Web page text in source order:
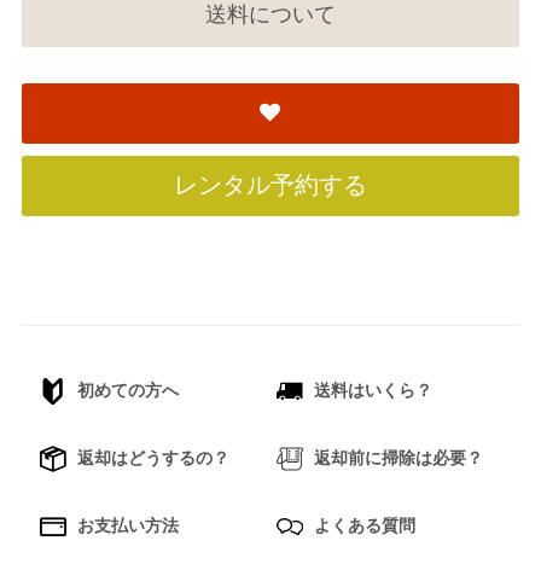
送料について
レンタル予約する
初めての方へ 送料はいくら？
返却はどうするの？ 返却前に掃除は必要？
お支払い方法 よくある質問